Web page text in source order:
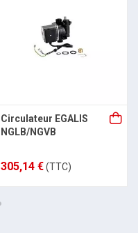
Circulateur EGALIS
NGLB/NGVB
305,14 €(TTC)